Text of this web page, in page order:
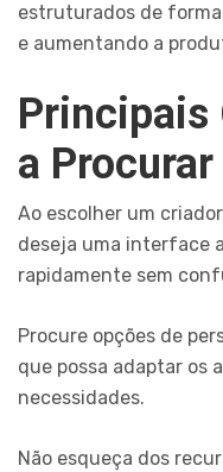
estruturados de
e aumentando a
Principais
a Procurar
Ao escolher um
deseja uma interface
rapidamente sem
Procure opções de
que possa adaptar os
necessidades.
Não esqueça dos